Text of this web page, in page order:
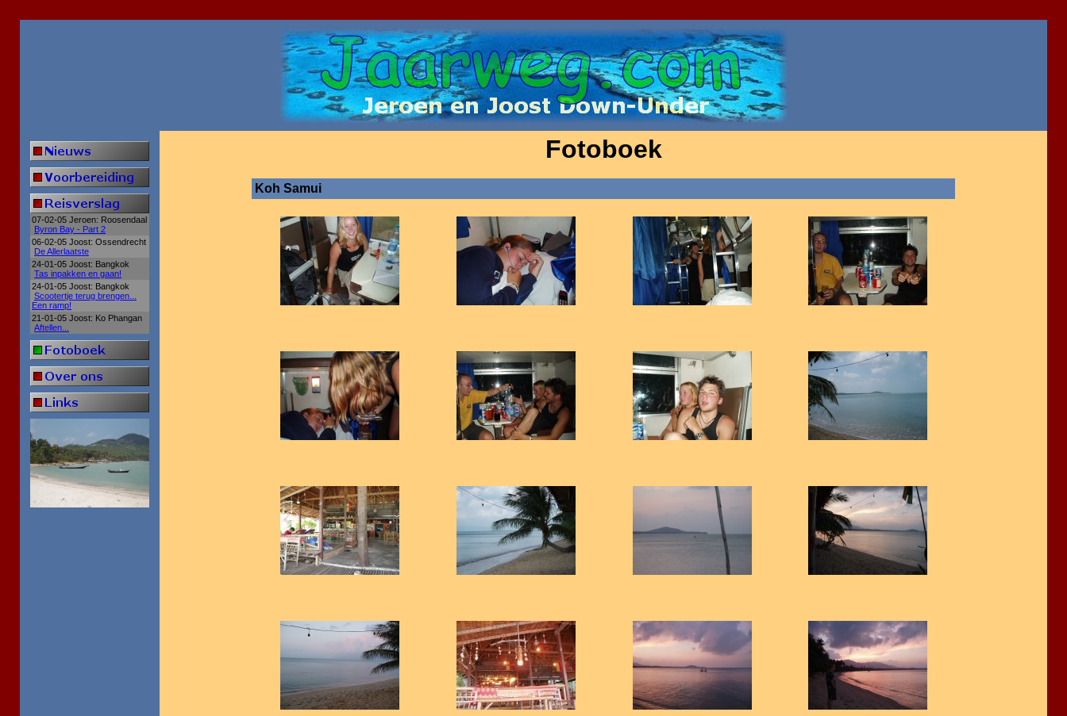
07-02-05 Jeroen: Roosendaal
Byron Bay - Part 2
06-02-05 Joost: Ossendrecht
De Allerlaatste
24-01-05 Joost: Bangkok
Tas inpakken en gaan!
24-01-05 Joost: Bangkok
Scootertje terug brengen...
Een ramp!
21-01-05 Joost: Ko Phangan
Aftellen...
Fotoboek
Koh Samui